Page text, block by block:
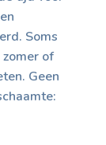
Soms
of
Geen